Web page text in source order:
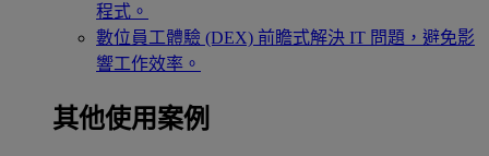
程式。
數位員工體驗 (DEX) 前瞻式解決 IT 問題，避免影
響工作效率。
其他使用案例